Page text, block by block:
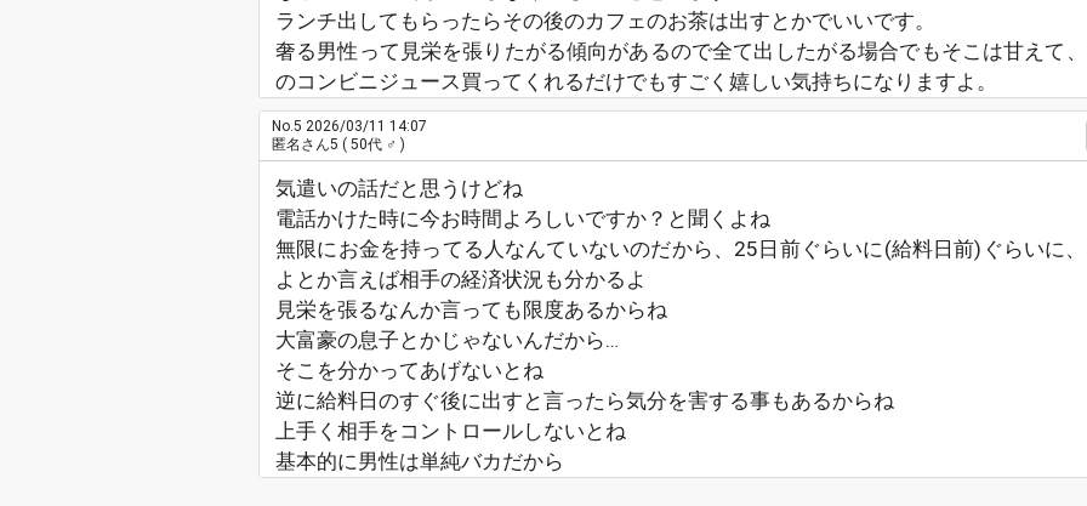
ランチ出してもらったらその後のカフェのお茶は出すとかでいいです。
奢る男性って見栄を張りたがる傾向があるので全て出したがる場合でもそこは甘えて
のコンビニジュース買ってくれるだけでもすごく嬉しい気持ちになりますよ。
No.5 2026/03/11 14:07
匿名さん5 ( 50代 ♂ )
気遣いの話だと思うけどね
電話かけた時に今お時間よろしいですか？と聞くよね
無限にお金を持ってる人なんていないのだから、25日前ぐらいに(給料日前)ぐらいに
よとか言えば相手の経済状況も分かるよ
見栄を張るなんか言っても限度あるからね
大富豪の息子とかじゃないんだから…
そこを分かってあげないとね
逆に給料日のすぐ後に出すと言ったら気分を害する事もあるからね
上手く相手をコントロールしないとね
基本的に男性は単純バカだから